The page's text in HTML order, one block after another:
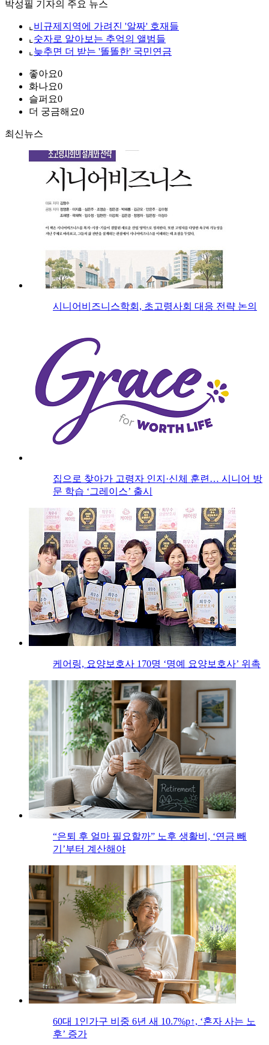
박성필 기자의 주요 뉴스
⌞ 비규제지역에 가려진 '알짜' 호재들
⌞ 숫자로 알아보는 추억의 앨범들
⌞ 늦추면 더 받는 '똘똘한' 국민연금
좋아요0
화나요0
슬퍼요0
더 궁금해요0
최신뉴스
시니어비즈니스학회, 초고령사회 대응 전략 논의
집으로 찾아가 고령자 인지·신체 훈련… 시니어 방
문 학습 ‘그레이스’ 출시
케어링, 요양보호사 170명 ‘명예 요양보호사’ 위촉
“은퇴 후 얼마 필요할까” 노후 생활비, ‘연금 빼
기’부터 계산해야
60대 1인가구 비중 6년 새 10.7%p↑, ‘혼자 사는 노
후’ 증가